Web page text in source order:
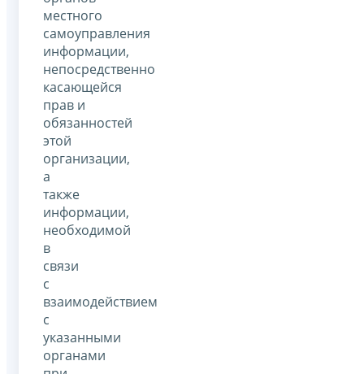
местного
самоуправления
информации,
непосредственно
касающейся
прав и
обязанностей
этой
организации,
а
также
информации,
необходимой
в
связи
с
взаимодействием
с
указанными
органами